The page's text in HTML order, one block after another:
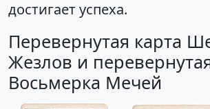
достигает успеха.
Перевернутая карта
Жезлов и
Восьмерка Мечей